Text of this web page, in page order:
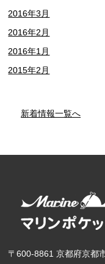
2016年3月
2016年2月
2016年1月
2015年2月
新着情報一覧へ
〒600-8861 京都府京都